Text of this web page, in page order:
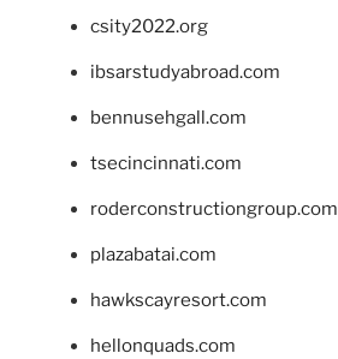
csity2022.org
ibsarstudyabroad.com
bennusehgall.com
tsecincinnati.com
roderconstructiongroup.com
plazabatai.com
hawkscayresort.com
hellonquads.com